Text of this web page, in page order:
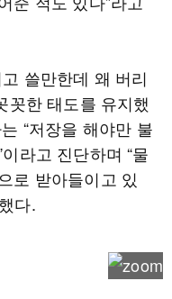
쓸만한데 왜 버리
꼿한 태도를 유지했
“저장을 해야만 불
라고 진단하며 “물
로 받아들이고 있
다.